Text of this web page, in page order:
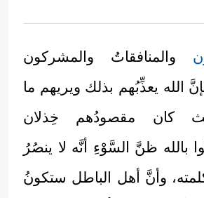
والمنافقاتُ والمشركون
الله يعذِّبُهم بذلك ويريهم ما
كان مقصودُهم خِذلان
بالله ظنَّ السَّوْءِ أنَّه لا ينصُرُ
وأنَّ أهل الباطل ستكونُ